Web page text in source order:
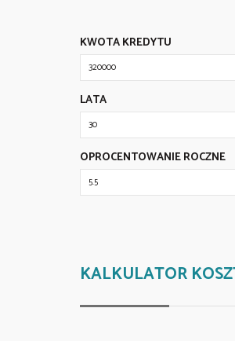
KWOTA KREDYTU
LATA
OPROCENTOWANIE ROCZNE
KALKULATOR